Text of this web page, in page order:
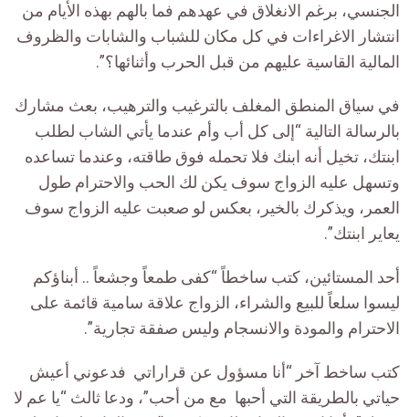
الجنسي، برغم الانغلاق في عهدهم فما بالهم بهذه الأيام من
انتشار الاغراءات في كل مكان للشباب والشابات والظروف
المالية القاسية عليهم من قبل الحرب وأثنائها؟”.
في سياق المنطق المغلف بالترغيب والترهيب، بعث مشارك
بالرسالة التالية “إلى كل أب وأم عندما يأتي الشاب لطلب
ابنتك، تخيل أنه ابنك فلا تحمله فوق طاقته، وعندما تساعده
وتسهل عليه الزواج سوف يكن لك الحب والاحترام طول
العمر، ويذكرك بالخير، بعكس لو صعبت عليه الزواج سوف
يعاير ابنتك”.
أحد المستائين، كتب ساخطاً “كفى طمعاً وجشعاً .. أبناؤكم
ليسوا سلعاً للبيع والشراء، الزواج علاقة سامية قائمة على
الاحترام والمودة والانسجام وليس صفقة تجارية”.
كتب ساخط آخر “أنا مسؤول عن قراراتي فدعوني أعيش
حياتي بالطريقة التي أحبها مع من أحب”، ودعا ثالث “يا عم لا